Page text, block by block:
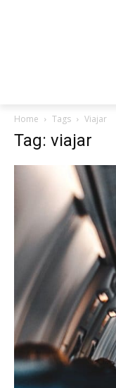
Home Tags Viajar
Tag: viajar